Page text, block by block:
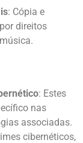
: Cópia e
direitos
: Estes
nas
associadas.
cibernéticos,